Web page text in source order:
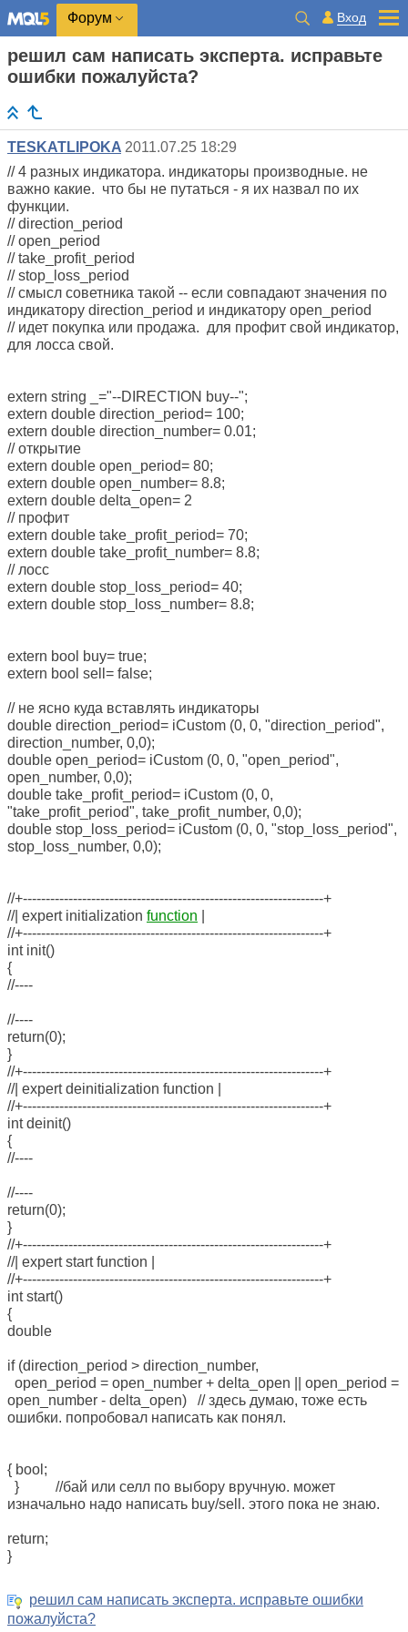
Форум Вход
решил сам написать эксперта. исправьте
ошибки пожалуйста?
TESKATLIPOKA 2011.07.25 18:29
// 4 разных индикатора. индикаторы производные. не
важно какие. что бы не путаться - я их назвал по их
функции.
// direction_period
// open_period
// take_profit_period
// stop_loss_period
// смысл советника такой -- если совпадают значения по
индикатору direction_period и индикатору open_period
// идет покупка или продажа. для профит свой индикатор,
для лосса свой.
extern string _="--DIRECTION buy--";
extern double direction_period= 100;
extern double direction_number= 0.01;
// открытие
extern double open_period= 80;
extern double open_number= 8.8;
extern double delta_open= 2
// профит
extern double take_profit_period= 70;
extern double take_profit_number= 8.8;
// лосс
extern double stop_loss_period= 40;
extern double stop_loss_number= 8.8;
extern bool buy= true;
extern bool sell= false;
// не ясно куда вставлять индикаторы
double direction_period= iCustom (0, 0, "direction_period",
direction_number, 0,0);
double open_period= iCustom (0, 0, "open_period",
open_number, 0,0);
double take_profit_period= iCustom (0, 0,
"take_profit_period", take_profit_number, 0,0);
double stop_loss_period= iCustom (0, 0, "stop_loss_period",
stop_loss_number, 0,0);
//+------------------------------------------------------------------+
//| expert initialization function
//+------------------------------------------------------------------+
int init()
{
//----
//----
return(0);
}
//+------------------------------------------------------------------+
//| expert deinitialization function |
//+------------------------------------------------------------------+
int deinit()
{
//----
//----
return(0);
}
//+------------------------------------------------------------------+
//| expert start function |
//+------------------------------------------------------------------+
int start()
{
double
if (direction_period > direction_number,
open_period = open_number + delta_open || open_period =
open_number - delta_open) // здесь думаю, тоже есть
ошибки. попробовал написать как понял.
{ bool;
} //бай или селл по выбору вручную. может
изначально надо написать buy/sell. этого пока не знаю.
return;
}
решил сам написать эксперта. исправьте ошибки
пожалуйста?